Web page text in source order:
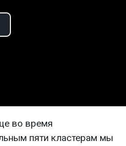
во время
пяти кластерам мы